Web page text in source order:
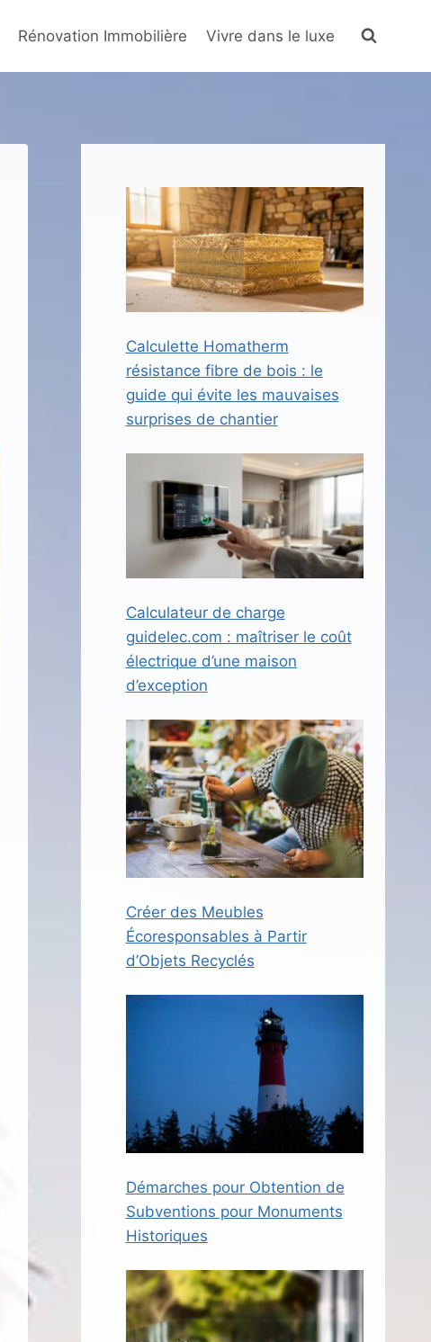
Rénovation Immobilière Vivre dans le luxe
Calculette Homatherm
résistance fibre de bois : le
guide qui évite les mauvaises
surprises de chantier
Calculateur de charge
guidelec.com : maîtriser le coût
électrique d’une maison
d’exception
Créer des Meubles
Écoresponsables à Partir
d’Objets Recyclés
Démarches pour Obtention de
Subventions pour Monuments
Historiques